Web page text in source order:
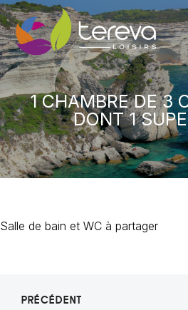
1 CHAMBRE DE 3
DONT 1
Salle de bain et WC à partager
PRÉCÉDENT